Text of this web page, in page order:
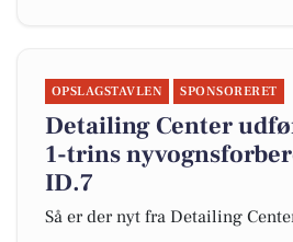
OPSLAGSTAVLEN SPONSORERET
Detailing Center
1-trins
ID.7
Så er der nyt fra Detailing